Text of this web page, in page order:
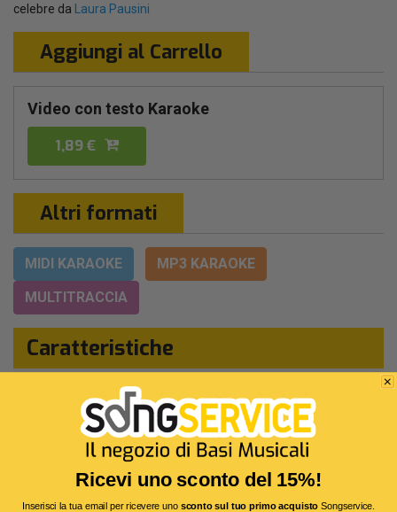
celebre da
Laura Pausini
Aggiungi al Carrello
Video con testo Karaoke
1,89 €
Altri formati
MIDI KARAOKE
MP3 KARAOKE
MULTITRACCIA
Caratteristiche
da "Io Canto 2 (2026)" - Track 04
Interprete Originale:
Laura Pausini
Leggera Italiana
G.Bigazzi - U.Tozzi
Durata:3 Min 30 Sec
Ricevi uno sconto del 15%!
Inserisci la tua email per ricevere uno sconto sul tuo primo acquistoSongservice.